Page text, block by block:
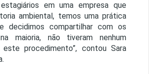
em uma empresa que
ambiental, temos uma prática
decidimos compartilhar com os
maioria, não tiveram nenhum
procedimento”, contou Sara